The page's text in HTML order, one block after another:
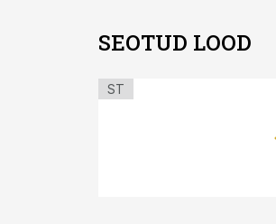
SEOTUD LOOD
ST